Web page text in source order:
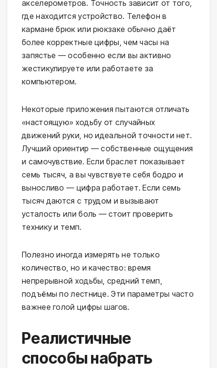
акселерометров. Точность зависит от того,
где находится устройство. Телефон в
кармане брюк или рюкзаке обычно даёт
более корректные цифры, чем часы на
запястье — особенно если вы активно
жестикулируете или работаете за
компьютером.
Некоторые приложения пытаются отличать
«настоящую» ходьбу от случайных
движений руки, но идеальной точности нет.
Лучший ориентир — собственные ощущения
и самочувствие. Если браслет показывает
семь тысяч, а вы чувствуете себя бодро и
выносливо — цифра работает. Если семь
тысяч даются с трудом и вызывают
усталость или боль — стоит проверить
технику и темп.
Полезно иногда измерять не только
количество, но и качество: время
непрерывной ходьбы, средний темп,
подъёмы по лестнице. Эти параметры часто
важнее голой цифры шагов.
Реалистичные
способы набрать